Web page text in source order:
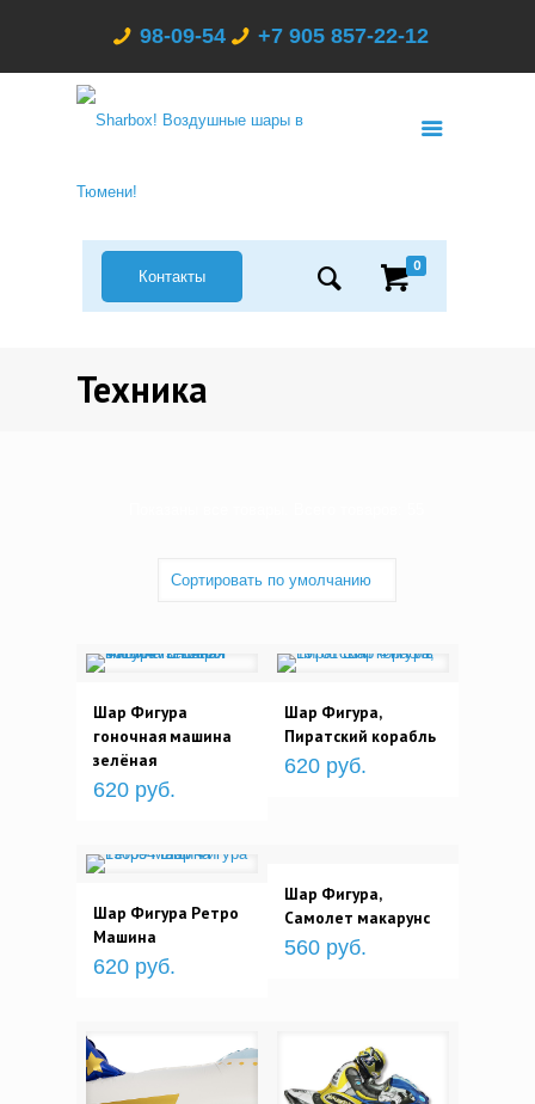
98-09-54 +7 905 857-22-12
0
Контакты
Техника
Шар Фигура
гоночная машина
зелёная
620 руб.
Шар Фигура,
Пиратский корабль
620 руб.
Шар Фигура Ретро
Машина
620 руб.
Шар Фигура,
Самолет макарунс
560 руб.